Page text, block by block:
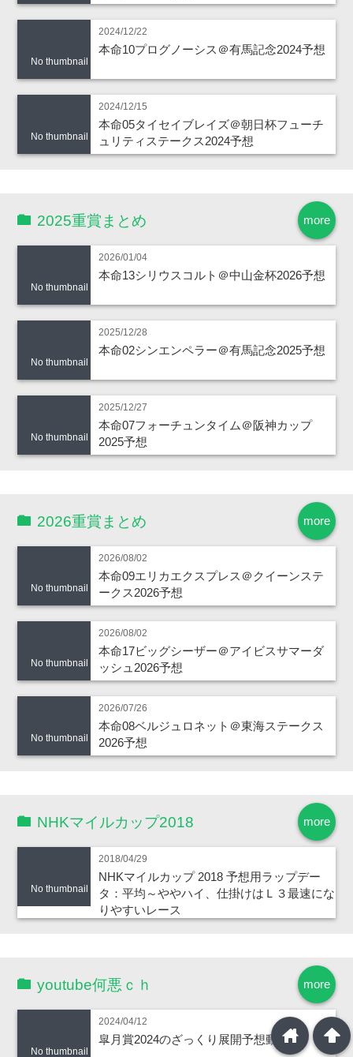
No thumbnail
2024/12/22
本命10プログノーシス＠有馬記念2024予想
No thumbnail
2024/12/15
本命05タイセイブレイズ＠朝日杯フューチ
ュリティステークス2024予想
more
2025重賞まとめ
No thumbnail
2026/01/04
本命13シリウスコルト＠中山金杯2026予想
No thumbnail
2025/12/28
本命02シンエンペラー＠有馬記念2025予想
No thumbnail
2025/12/27
本命07フォーチュンタイム＠阪神カップ
2025予想
more
2026重賞まとめ
No thumbnail
2026/08/02
本命09エリカエクスプレス＠クイーンステ
ークス2026予想
No thumbnail
2026/08/02
本命17ビッグシーザー＠アイビスサマーダ
ッシュ2026予想
No thumbnail
2026/07/26
本命08ベルジュロネット＠東海ステークス
2026予想
more
NHKマイルカップ2018
No thumbnail
2018/04/29
NHKマイルカップ 2018 予想用ラップデー
タ：平均～ややハイ、仕掛けはＬ３最速にな
りやすいレース
more
youtube何悪ｃｈ
No thumbnail
2024/04/12
皐月賞2024のざっくり展開予想動画！ arrowup
home